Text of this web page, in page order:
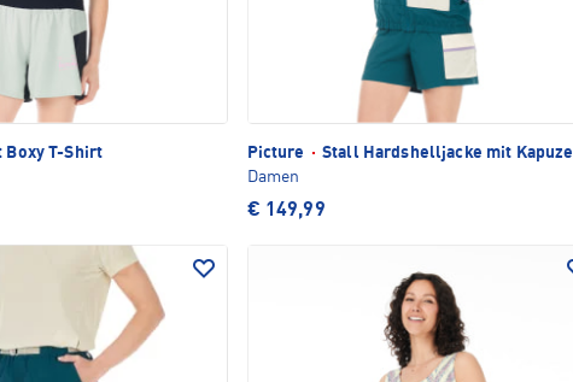
Boxy T-Shirt
Picture · Stall Hardshelljacke mit Kapuze
Damen
€ 149,99